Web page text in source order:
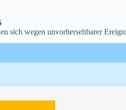
sich wegen unvorhersehbarer